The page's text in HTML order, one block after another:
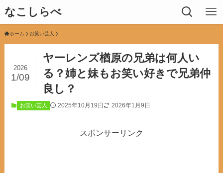
なこしらべ
ホーム お笑い芸人
ヤーレンズ楢原の兄弟は何人い
る？姉と妹もお笑い好きで兄弟仲
良し？
2026
1/09
お笑い芸人 2025年10月19日 2026年1月9日
スポンサーリンク